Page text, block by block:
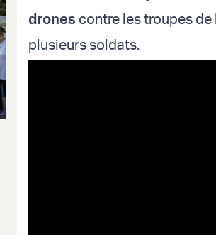
drones contre les troupes
plusieurs soldats.